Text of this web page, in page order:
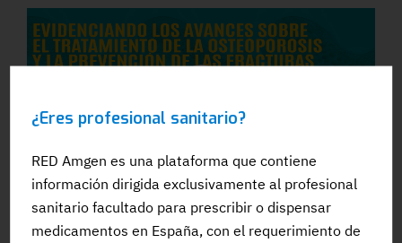
¿Eres profesional sanitario?
RED Amgen es una plataforma que contiene
información dirigida exclusivamente al profesional
sanitario facultado para prescribir o dispensar
medicamentos en España, con el requerimiento de
CONGRESO
EVIDENCIANDO LOS AVANCES SOBRE EL
TRATAMIENTO DE LA OSTEOPOROSIS Y LA